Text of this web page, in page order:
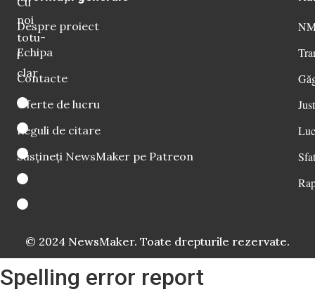
noi
totu-
i
clar
Despre proiect
Echipa
Contacte
Oferte de lucru
Reguli de citare
Susțineți NewsMaker pe Patreon
© 2024 NewsMaker. Toate drepturile rezervate.
Spelling error report